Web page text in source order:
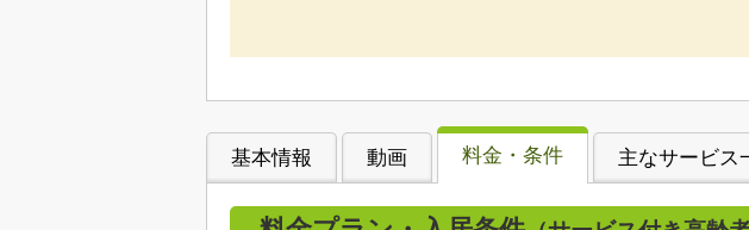
基本情報 動画 料金・条件 主なサービス